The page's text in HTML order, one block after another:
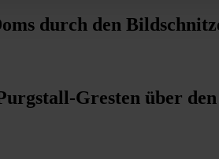
durch den
Gresten über